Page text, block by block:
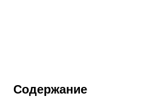
Содержание